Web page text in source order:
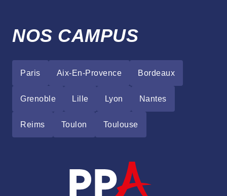
NOS CAMPUS
Paris Aix-En-Provence Bordeaux
Grenoble Lille Lyon Nantes
Reims Toulon Toulouse